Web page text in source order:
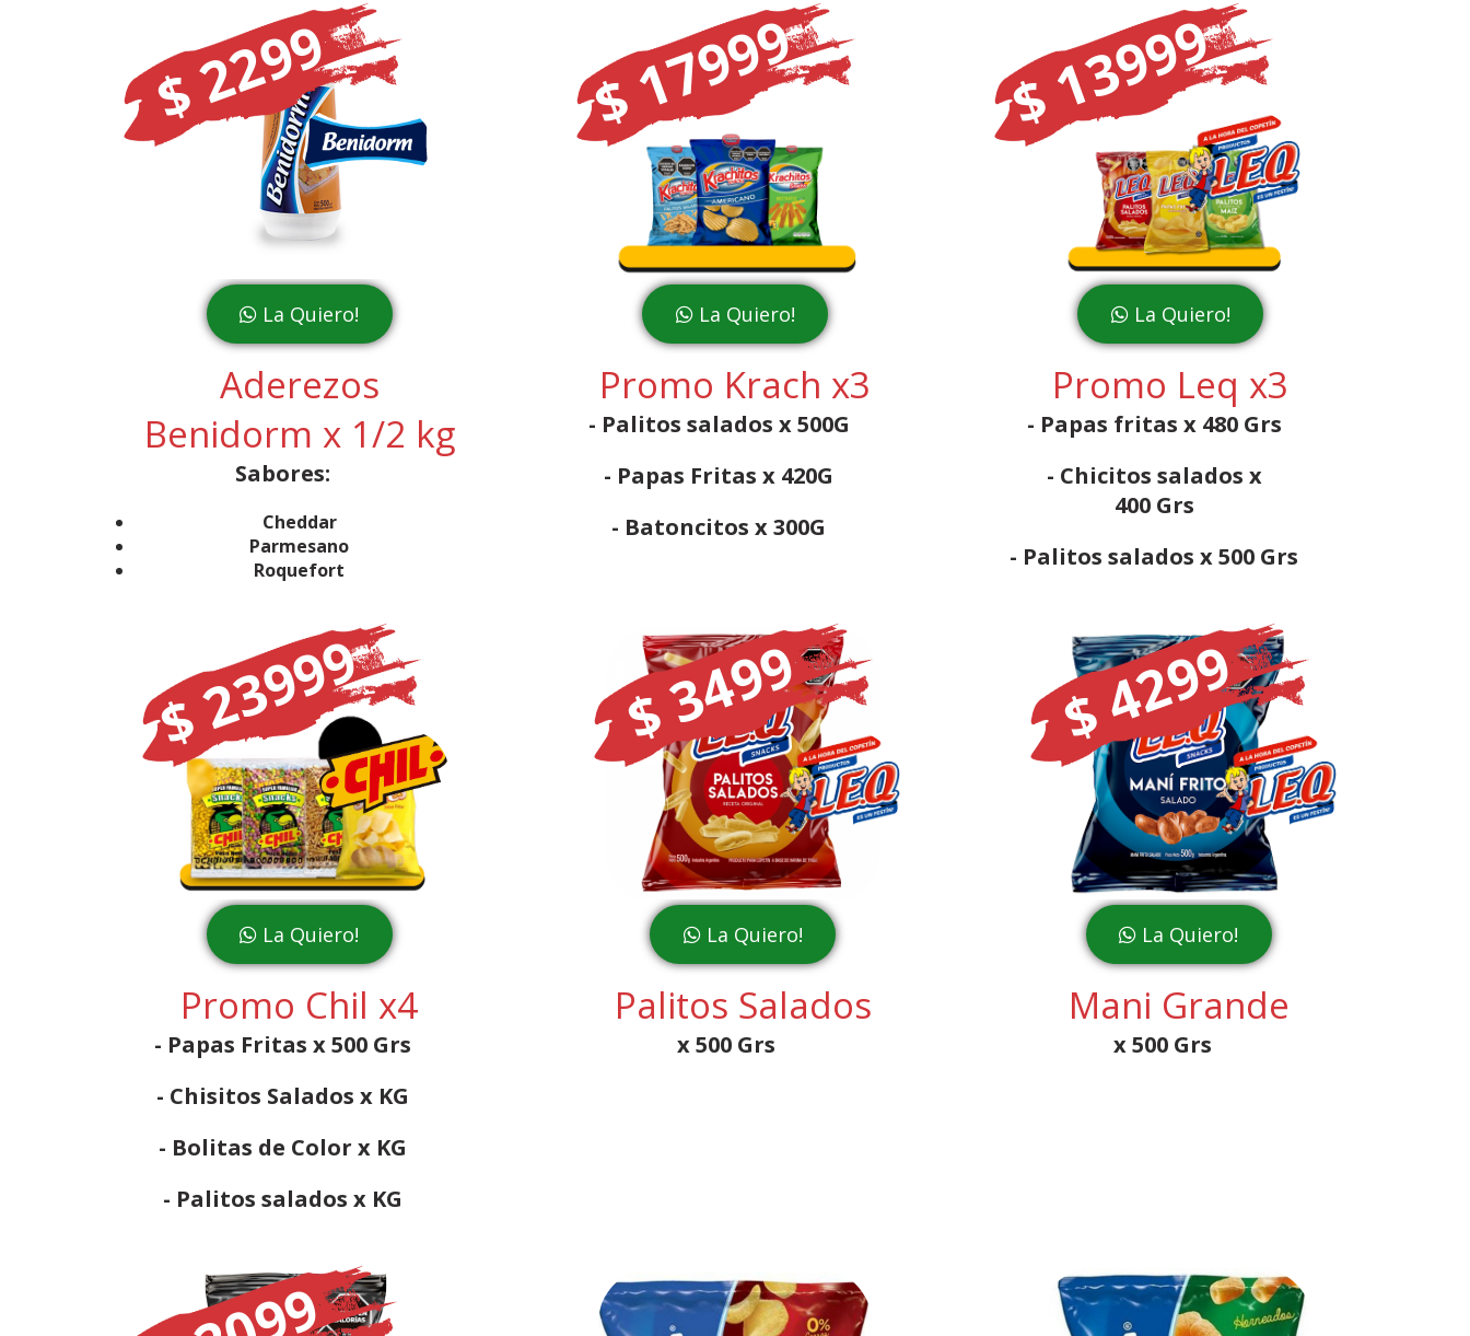
$ 2299
La Quiero!
Aderezos
Benidorm x 1/2 kg
Sabores:
Cheddar
Parmesano
Roquefort
$ 17999
La Quiero!
Promo Krach x3
- Palitos salados x 500G
- Papas Fritas x 420G
- Batoncitos x 300G
$ 13999
La Quiero!
Promo Leq x3
- Papas fritas x 480 Grs
- Chicitos salados x
400 Grs
- Palitos salados x 500 Grs
$ 23999
La Quiero!
Promo Chil x4
- Papas Fritas x 500 Grs
- Chisitos Salados x KG
- Bolitas de Color x KG
- Palitos salados x KG
$ 3499
La Quiero!
Palitos Salados
x 500 Grs
$ 4299
La Quiero!
Mani Grande
x 500 Grs